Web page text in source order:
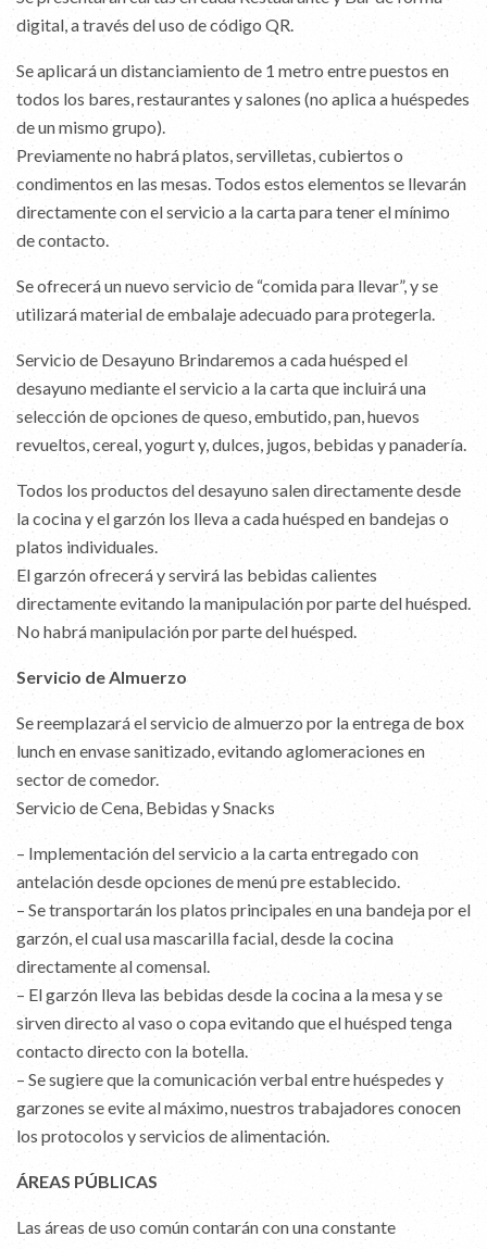
digital, a través del uso de código QR.
Se aplicará un distanciamiento de 1 metro entre puestos en
todos los bares, restaurantes y salones (no aplica a huéspedes
de un mismo grupo).
Previamente no habrá platos, servilletas, cubiertos o
condimentos en las mesas. Todos estos elementos se llevarán
directamente con el servicio a la carta para tener el mínimo
de contacto.
Se ofrecerá un nuevo servicio de “comida para llevar”, y se
utilizará material de embalaje adecuado para protegerla.
Servicio de Desayuno Brindaremos a cada huésped el
desayuno mediante el servicio a la carta que incluirá una
selección de opciones de queso, embutido, pan, huevos
revueltos, cereal, yogurt y, dulces, jugos, bebidas y panadería.
Todos los productos del desayuno salen directamente desde
la cocina y el garzón los lleva a cada huésped en bandejas o
platos individuales.
El garzón ofrecerá y servirá las bebidas calientes
directamente evitando la manipulación por parte del huésped.
No habrá manipulación por parte del huésped.
Servicio de Almuerzo
Se reemplazará el servicio de almuerzo por la entrega de box
lunch en envase sanitizado, evitando aglomeraciones en
sector de comedor.
Servicio de Cena, Bebidas y Snacks
– Implementación del servicio a la carta entregado con
antelación desde opciones de menú pre establecido.
– Se transportarán los platos principales en una bandeja por el
garzón, el cual usa mascarilla facial, desde la cocina
directamente al comensal.
– El garzón lleva las bebidas desde la cocina a la mesa y se
sirven directo al vaso o copa evitando que el huésped tenga
contacto directo con la botella.
– Se sugiere que la comunicación verbal entre huéspedes y
garzones se evite al máximo, nuestros trabajadores conocen
los protocolos y servicios de alimentación.
ÁREAS PÚBLICAS
Las áreas de uso común contarán con una constante